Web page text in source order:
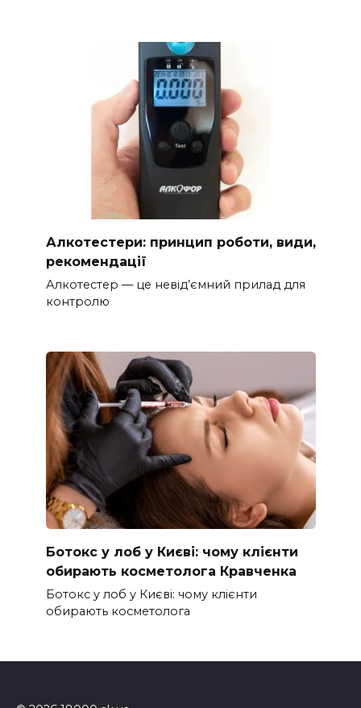
Алкотестери: принцип роботи, види,
рекомендації
Алкотестер — це невід’ємний прилад для
контролю
Ботокс у лоб у Києві: чому клієнти
обирають косметолога Кравченка
Ботокс у лоб у Києві: чому клієнти
обирають косметолога